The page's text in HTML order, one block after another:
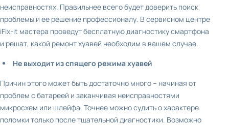
неисправностях. Правильнее всего будет доверить поиск
проблемы и ее решение профессионалу. В сервисном центре
iFix-it мастера проведут бесплатную диагностику смартфона
и решат, какой ремонт хуавей необходим в вашем случае.
Не выходит из спящего режима хуавей
Причин этого может быть достаточно много – начиная от
проблем с батареей и заканчивая неисправностями
микросхем или шлейфа. Точнее можно судить о характере
поломки только после тщательной диагностики. Возможно